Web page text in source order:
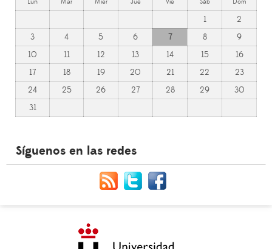
1
2
3
4 5 6 7 8
9
10
11 12 13 14 15
16
17
18 19 20 21 22
23
24
25 26 27 28 29
30
31
Síguenos en las redes